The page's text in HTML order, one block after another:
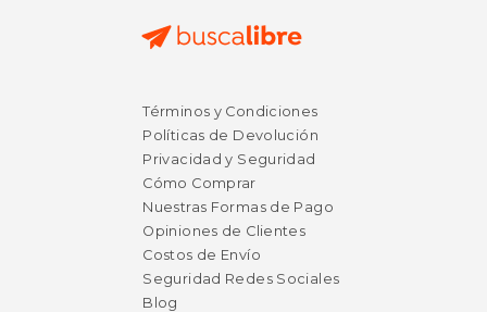
$ 24.99 dcto.
Términos y Condiciones
Políticas de Devolución
Privacidad y Seguridad
Cómo Comprar
Nuestras Formas de Pago
Opiniones de Clientes
Costos de Envío
Seguridad Redes Sociales
Blog